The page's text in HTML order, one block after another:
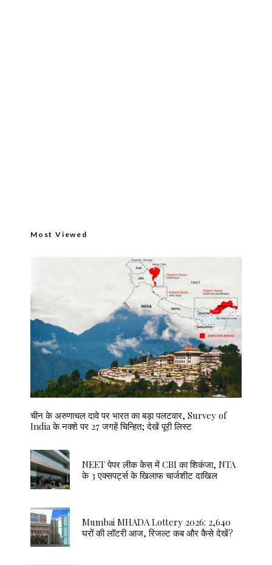
Most Viewed
चीन के अरुणाचल दावे पर भारत का बड़ा पलटवार, Survey of
India के नक्शे पर 27 जगहें चिन्हित; देखें पूरी लिस्ट
NEET पेपर लीक केस में CBI का शिकंजा, NTA
के 3 एक्सपर्ट्स के खिलाफ चार्जशीट दाखिल
Mumbai MHADA Lottery 2026: 2,640
घरों की लॉटरी आज, रिजल्ट कब और कैसे देखें?